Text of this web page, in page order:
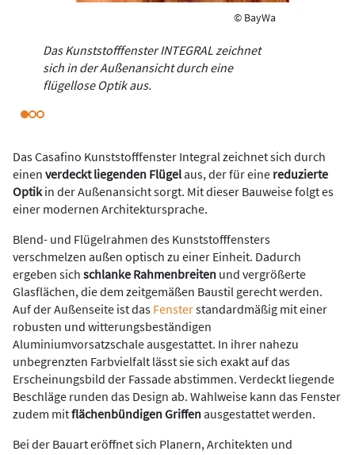
© BayWa
Das Kunststofffenster INTEGRAL zeichnet
sich in der Außenansicht durch eine
flügellose Optik aus.
Das Casafino Kunststofffenster Integral zeichnet sich durch
einen verdeckt liegenden Flügelaus, der für eine reduzierte
Optikin der Außenansicht sorgt. Mit dieser Bauweise folgt es
einer modernen Architektursprache.
Blend- und Flügelrahmen des Kunststofffensters
verschmelzen außen optisch zu einer Einheit. Dadurch
ergeben sich schlanke Rahmenbreiten und vergrößerte
Glasflächen, die dem zeitgemäßen Baustil gerecht werden.
Auf der Außenseite ist das Fensterstandardmäßig mit einer
robusten und witterungsbeständigen
Aluminiumvorsatzschale ausgestattet. In ihrer nahezu
unbegrenzten Farbvielfalt lässt sie sich exakt auf das
Erscheinungsbild der Fassade abstimmen. Verdeckt liegende
Beschläge runden das Design ab. Wahlweise kann das Fenster
zudem mitflächenbündigen Griffenausgestattet werden.
Bei der Bauart eröffnet sich Planern, Architekten und